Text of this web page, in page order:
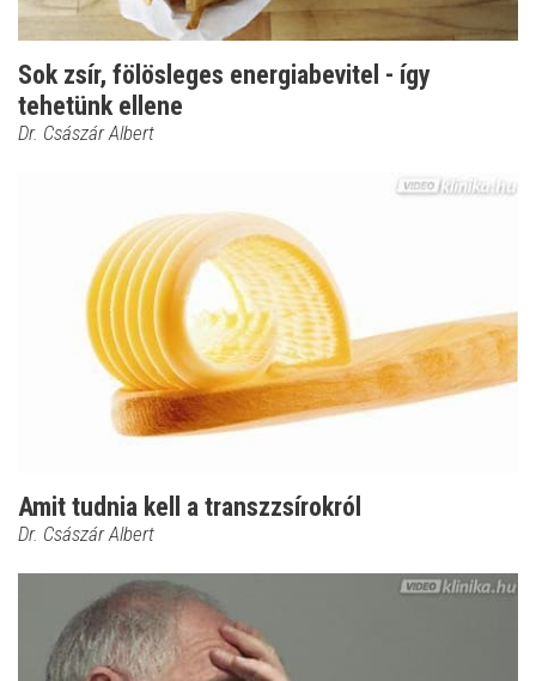
Sok zsír, fölösleges energiabevitel - így
tehetünk ellene
Dr. Császár Albert
Amit tudnia kell a transzzsírokról
Dr. Császár Albert